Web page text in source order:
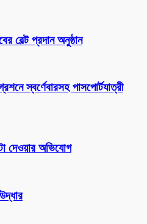
বেল্ট প্রদান অনুষ্ঠান
স্বর্ণেবারসহ পাসপোর্টযাত্রী
দেওয়ার অভিযোগ